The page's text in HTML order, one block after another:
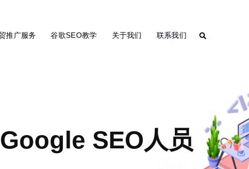
推广服务 谷歌SEO教学 关于我们 联系我们
SEO人员